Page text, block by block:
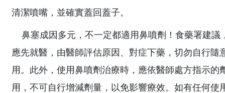
清潔噴嘴，並確實蓋回蓋子。
鼻塞成因多元，不一定都適用鼻噴劑！食藥署建議
應先就醫，由醫師評估原因、對症下藥，切勿自行隨
用。此外，使用鼻噴劑治療時，應依醫師處方指示的
用，不可自行增減劑量，以免影響療效。如有任何使